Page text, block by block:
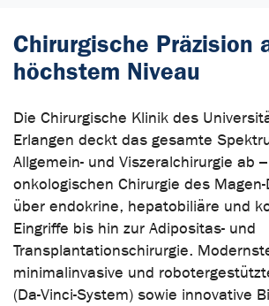
Chirurgische Präzision
höchstem Niveau
Die Chirurgische Klinik des
Erlangen deckt das gesamte
Allgemein- und Viszeralchirurgie ab
onkologischen Chirurgie des Magen-
über endokrine, hepatobiliäre und
Eingriffe bis hin zur Adipositas- und
Transplantationschirurgie.
minimalinvasive und
(Da-Vinci-System) sowie innovative